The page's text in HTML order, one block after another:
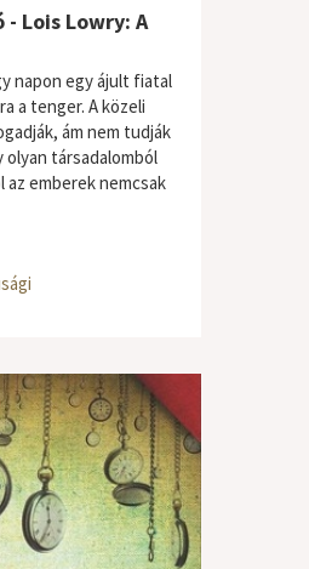
- Lois Lowry: A
napon egy ájult fiatal
a tenger. A közeli
ám nem tudják
olyan társadalomból
emberek nemcsak